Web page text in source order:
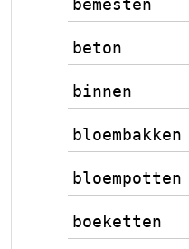
bemesten
beton
binnen
bloembakken
bloempotten
boeketten